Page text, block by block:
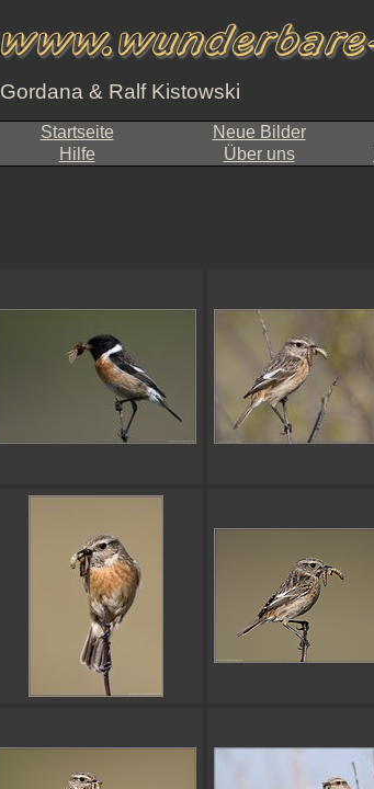
Gordana & Ralf Kistowski
Startseite Neue Bilder
Hilfe
Über uns